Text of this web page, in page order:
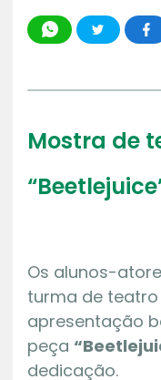
Mostra de
Os alunos-
turma de
apresentação
peça
dedicação.